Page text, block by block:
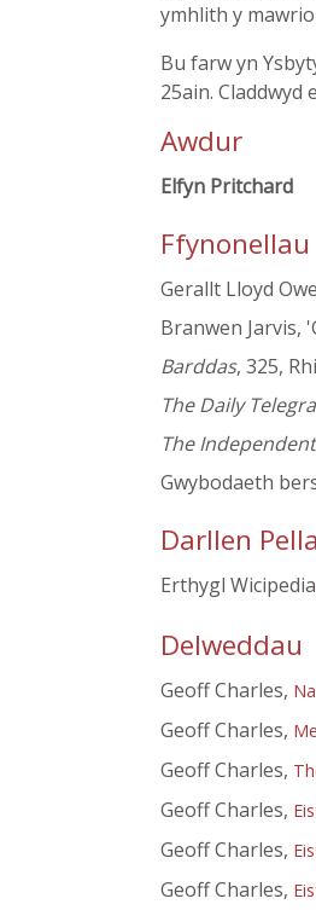
ymhlith y
Bu farw yn
25ain. Claddwyd
Awdur
Elfyn Pritchard
Ffynonellau
Gerallt Lloyd
Branwen Jarvis,
Barddas, 325,
The Daily
The Independent
Gwybodaeth
Darllen
Erthygl
Delweddau
Geoff Charles,
Geoff Charles,
Geoff Charles,
Geoff Charles,
Geoff Charles,
Geoff Charles,